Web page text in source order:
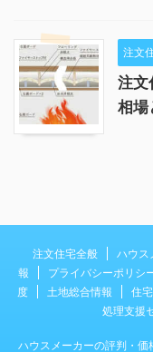
注文
注文
相場
注文住宅全般 ハウス
報
プライバシーポリシ
度
土地総合情報 住
処理支援
ハウスメーカーの評判・価